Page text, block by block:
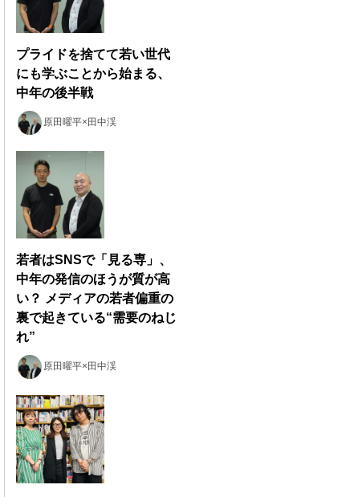
プライドを捨てて若い世代
にも学ぶことから始まる、
中年の後半戦
原田曜平×田中渓
若者はSNSで「見る専」、
中年の発信のほうが質が高
い？ メディアの若者偏重の
裏で起きている“需要のねじ
れ”
原田曜平×田中渓